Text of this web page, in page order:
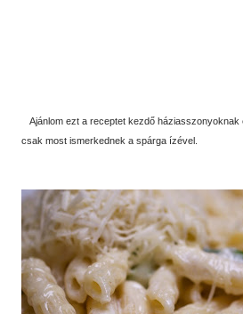
Ajánlom ezt a receptet kezdő háziasszonyoknak
csak most ismerkednek a spárga ízével.